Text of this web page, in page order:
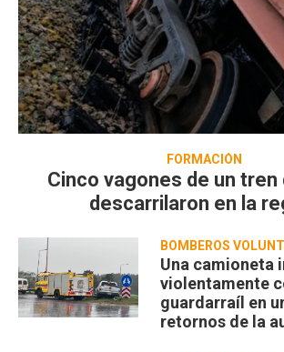
FORMACIÓN
Cinco vagones de un tren
descarrilaron en la
BOMBEROS
Una camioneta
violentamente
guardarraíl en
retornos de la